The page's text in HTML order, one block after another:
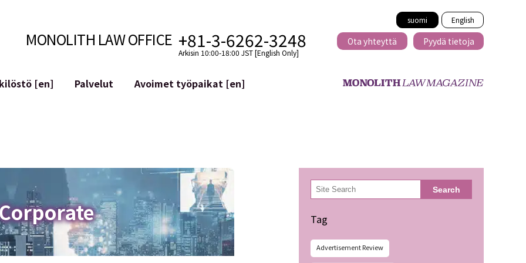
suomi English
MONOLITH LAW OFFICE +81-3-6262-3248
Arkisin 10:00-18:00 JST [English Only]
Ota yhteyttä Pyydä tietoja
[en]
Palvelut
Maineen hallinta
Loukkaavan lausuman tunnistaminen
Avoimet työpaikat [en]
検
索 Search
Tag
Advertisement Review